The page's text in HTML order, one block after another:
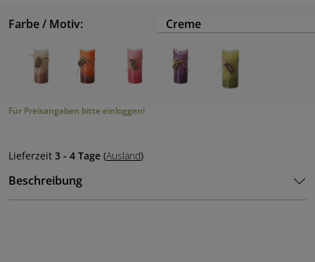
Farbe / Motiv: Creme
Für Preisangaben bitte einloggen!
Lieferzeit 3 - 4 Tage (Ausland)
Beschreibung